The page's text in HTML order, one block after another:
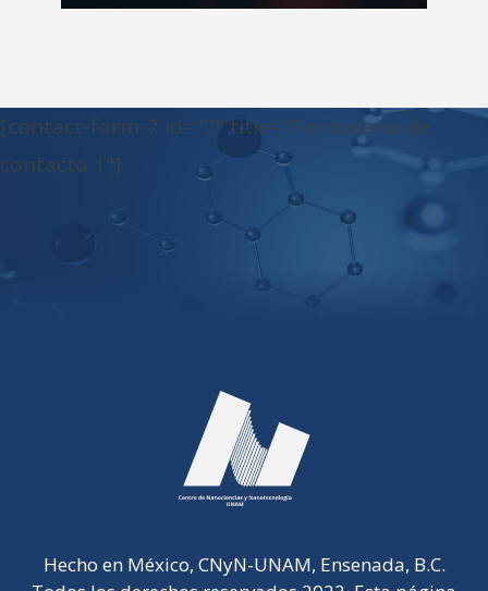
[contact-form-7 id="7" title="Formulario de
contacto 1"]
Hecho en México, CNyN-UNAM, Ensenada, B.C.